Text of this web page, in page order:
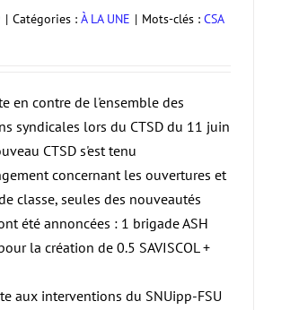
| Catégories : À LA UNE | Mots-clés : CSA
en contre de l'ensemble des
syndicales lors du CTSD du 11 juin
CTSD s'est tenu
concernant les ouvertures et
classe, seules des nouveautés
été annoncées : 1 brigade ASH
la création de 0.5 SAVISCOL +
aux interventions du SNUipp-FSU